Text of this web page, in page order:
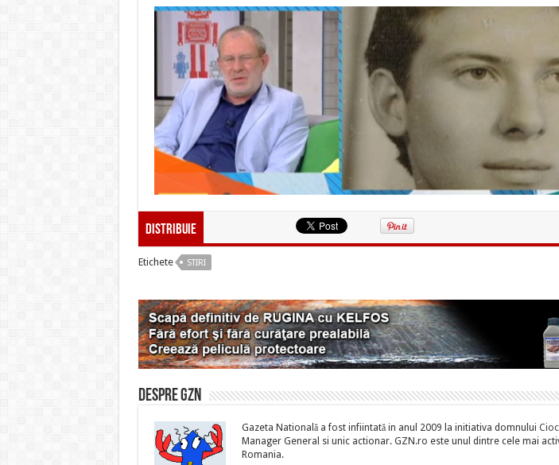
Distribuie
Etichete STIRI
Despre gzn
Gazeta Natională a fost infiintată in anul 2009 la initiativa domnului
Manager General si unic actionar. GZN.ro este unul dintre cele mai
Romania.